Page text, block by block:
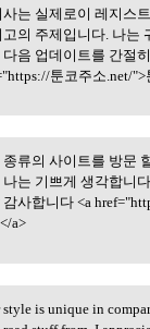
사는 실제로
문제에 대한
사는 실제로이 레지스
고의 주제입니다. 나는
다음 업데이트를 간절
툰코주소.net/">
종류의 사이트
좋은 기회 였
종류의 사이트를 방문
나는 기쁘게 생각합니
감사합니다 <a
a>
style is unique in